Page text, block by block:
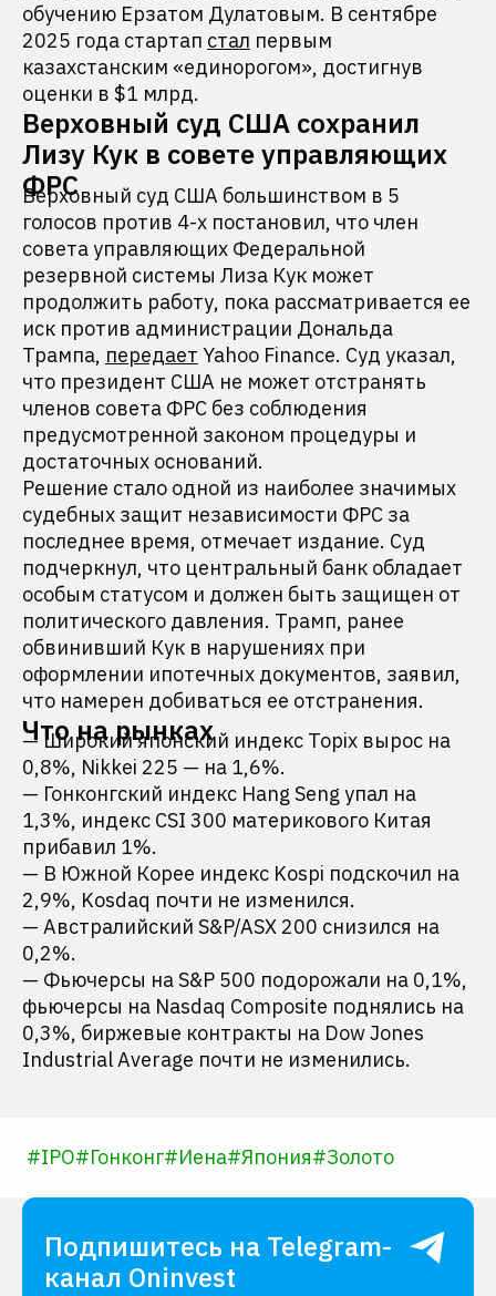
обучению Ерзатом Дулатовым. В сентябре
2025 года стартап стал первым
казахстанским «единорогом», достигнув
оценки в $1 млрд.
Верховный суд США сохранил
Лизу Кук в совете управляющих
ФРС
Верховный суд США большинством в 5
голосов против 4-х постановил, что член
совета управляющих Федеральной
резервной системы Лиза Кук может
продолжить работу, пока рассматривается ее
иск против администрации Дональда
Трампа, передает Yahoo Finance. Суд указал,
что президент США не может отстранять
членов совета ФРС без соблюдения
предусмотренной законом процедуры и
достаточных оснований.
Решение стало одной из наиболее значимых
судебных защит независимости ФРС за
последнее время, отмечает издание. Суд
подчеркнул, что центральный банк обладает
особым статусом и должен быть защищен от
политического давления. Трамп, ранее
обвинивший Кук в нарушениях при
оформлении ипотечных документов, заявил,
что намерен добиваться ее отстранения.
Что на рынках
— Широкий японский индекс Topix вырос на
0,8%, Nikkei 225 — на 1,6%.
— Гонконгский индекс Hang Seng упал на
1,3%, индекс CSI 300 материкового Китая
прибавил 1%.
— В Южной Корее индекс Kospi подскочил на
2,9%, Kosdaq почти не изменился.
— Австралийский S&P/ASX 200 снизился на
0,2%.
— Фьючерсы на S&P 500 подорожали на 0,1%,
фьючерсы на Nasdaq Composite поднялись на
0,3%, биржевые контракты на Dow Jones
Industrial Average почти не изменились.
#IPO#Гонконг#Иена#Япония#Золото
Подпишитесь на Telegram-
канал Oninvest